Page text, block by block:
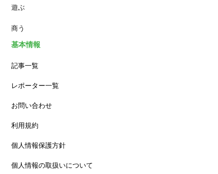
カフェ
遊ぶ
商う
基本情報
記事一覧
レポーター一覧
お問い合わせ
利用規約
個人情報保護方針
個人情報の取扱いについて